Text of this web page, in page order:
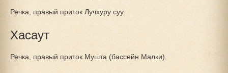
Речка, правый приток Лучхуру суу.
Хасаут
Речка, правый приток Мушта (бассейн Малки).